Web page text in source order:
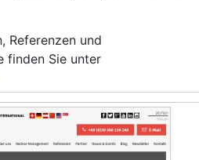
Referenzen und
finden Sie unter